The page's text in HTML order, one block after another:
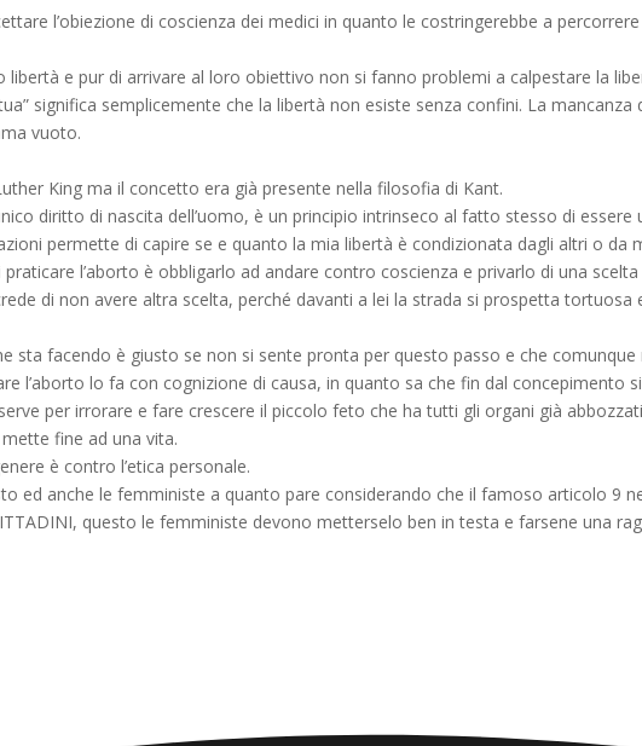
l’obiezione di coscienza dei medici in quanto le costringerebbe a
libertà e pur di arrivare al loro obiettivo non si fanno problemi a calpestare la
significa semplicemente che la libertà non esiste senza confini. La
vuoto.
King ma il concetto era già presente nella filosofia di Kant.
diritto di nascita dell’uomo, è un principio intrinseco al fatto stesso di essere
permette di capire se e quanto la mia libertà è condizionata dagli altri o da
l’aborto è obbligarlo ad andare contro coscienza e privarlo di una
di non avere altra scelta, perché davanti a lei la strada si prospetta
sta facendo è giusto se non si sente pronta per questo passo e che comunque
l’aborto lo fa con cognizione di causa, in quanto sa che fin dal concepimento
per irrorare e fare crescere il piccolo feto che ha tutti gli organi già
fine ad una vita.
è contro l’etica personale.
ed anche le femministe a quanto pare considerando che il famoso articolo 9
questo le femministe devono metterselo ben in testa e farsene una